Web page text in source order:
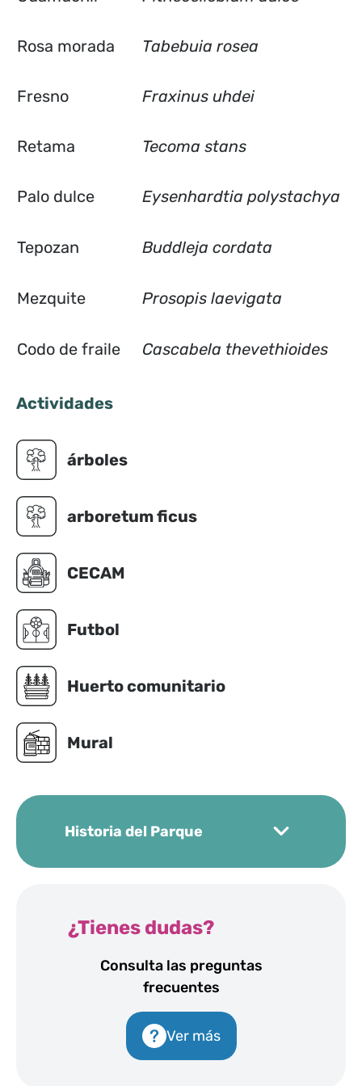
Rosa morada Tabebuia rosea
Fresno Fraxinus uhdei
Retama Tecoma stans
Palo dulce Eysenhardtia polystachya
Tepozan Buddleja cordata
Mezquite Prosopis laevigata
Codo de fraile Cascabela thevethioides
Actividades
árboles
arboretum ficus
CECAM
Futbol
Huerto comunitario
Mural
Historia del Parque
visitado por el Gobernador del Estado de Jalisco
Tlaquepaque María Elena Limón, la Coordinadora
General Estratégica de Gestión del Territorio
Patricia Martínez Barba, el Director del IMEPLAN
Mario Silva Rodríguez y demás funcionarios del
gobierno municipal, metropolitano y estatal con
¿Tienes dudas?
Consulta las preguntas
frecuentes
Ver más